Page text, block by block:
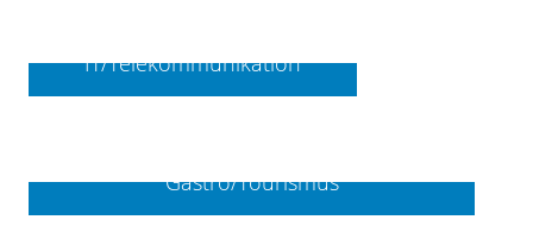
IT/Telekommunikation
Gastro/Tourismus